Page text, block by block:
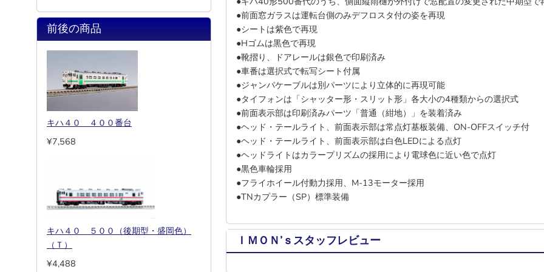
●前面窓ガラスは運転台側のみデフロスタ付の姿を再現
●シートは紫色で再現
●Hゴムは黒色で再現
●靴摺り、ドアレールは銀色で印刷済み
●車番は選択式で転写シート付属
●ジャンパケーブルは別パーツにより立体的に再現可能
●タイフォンは「シャッター形・スリット形」各大小の4種類からの選択式
●前面表示部は印刷済みパーツ「普通（紺地）」を装着済み
●ヘッド・テールライト、前面表示部は常点灯基板装備、ON-OFFスイッチ付
●ヘッド・テールライト、前面表示部は白色LEDによる点灯
●ヘッドライトはカラープリズムの採用により電球色に近い色で点灯
●黒色車輪採用
●フライホイール付動力採用、M-13モーター採用
●TNカプラー（SP）標準装備
ＩＭＯＮ’ｓスタッフレビュー
前後の商品
キハ４０ ４００番台
¥7,568
キハ４０ ５００（後期型・盛岡色）
（Ｔ）
¥4,488